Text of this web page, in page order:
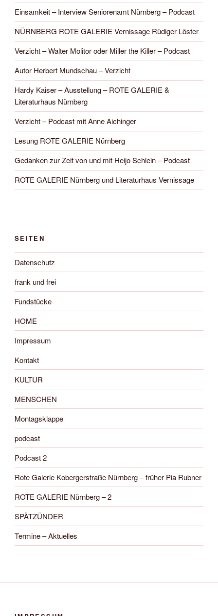
Einsamkeit – Interview Seniorenamt Nürnberg – Podcast
NÜRNBERG ROTE GALERIE Vernissage Rüdiger Löster
Verzicht – Walter Molitor oder Miller the Killer – Podcast
Autor Herbert Mundschau – Verzicht
Hardy Kaiser – Ausstellung – ROTE GALERIE &
Literaturhaus Nürnberg
Verzicht – Podcast mit Anne Aichinger
Lesung ROTE GALERIE Nürnberg
Gedanken zur Zeit von und mit Heijo Schlein – Podcast
ROTE GALERIE Nürnberg und Literaturhaus Vernissage
SEITEN
Datenschutz
frank und frei
Fundstücke
HOME
Impressum
Kontakt
KULTUR
MENSCHEN
Montagsklappe
podcast
Podcast 2
Rote Galerie Kobergerstraße Nürnberg – früher Pia Rubner
ROTE GALERIE Nürnberg – 2
SPÄTZÜNDER
Termine – Aktuelles